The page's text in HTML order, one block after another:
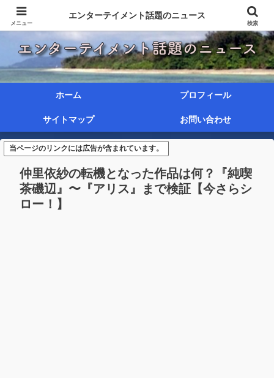
ホーム プロフィール
サイトマップ お問い合わせ
当ページのリンクには広告が含まれています。
仲里依紗の転機となった作品は何？『純喫
茶磯辺』〜『アリス』まで検証【今さらシ
ロー！】
メニュー
エンターテイメント話題のニュース
検索